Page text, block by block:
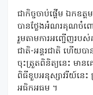
ជាកិច្ចចាប់ផ្តើម ឯកឧ
បានថ្លែងអំណរគុណចំព
រួមតាមការអញ្ជើញ​រប
ជាតិ-អន្តរជាតិ ហើយ​ប
ចុះត្រួតពិនិត្យ​នេះ មាន
ពិធីខួបអនុស្សាវរីយ៍នេ
អធិកអធម ។​